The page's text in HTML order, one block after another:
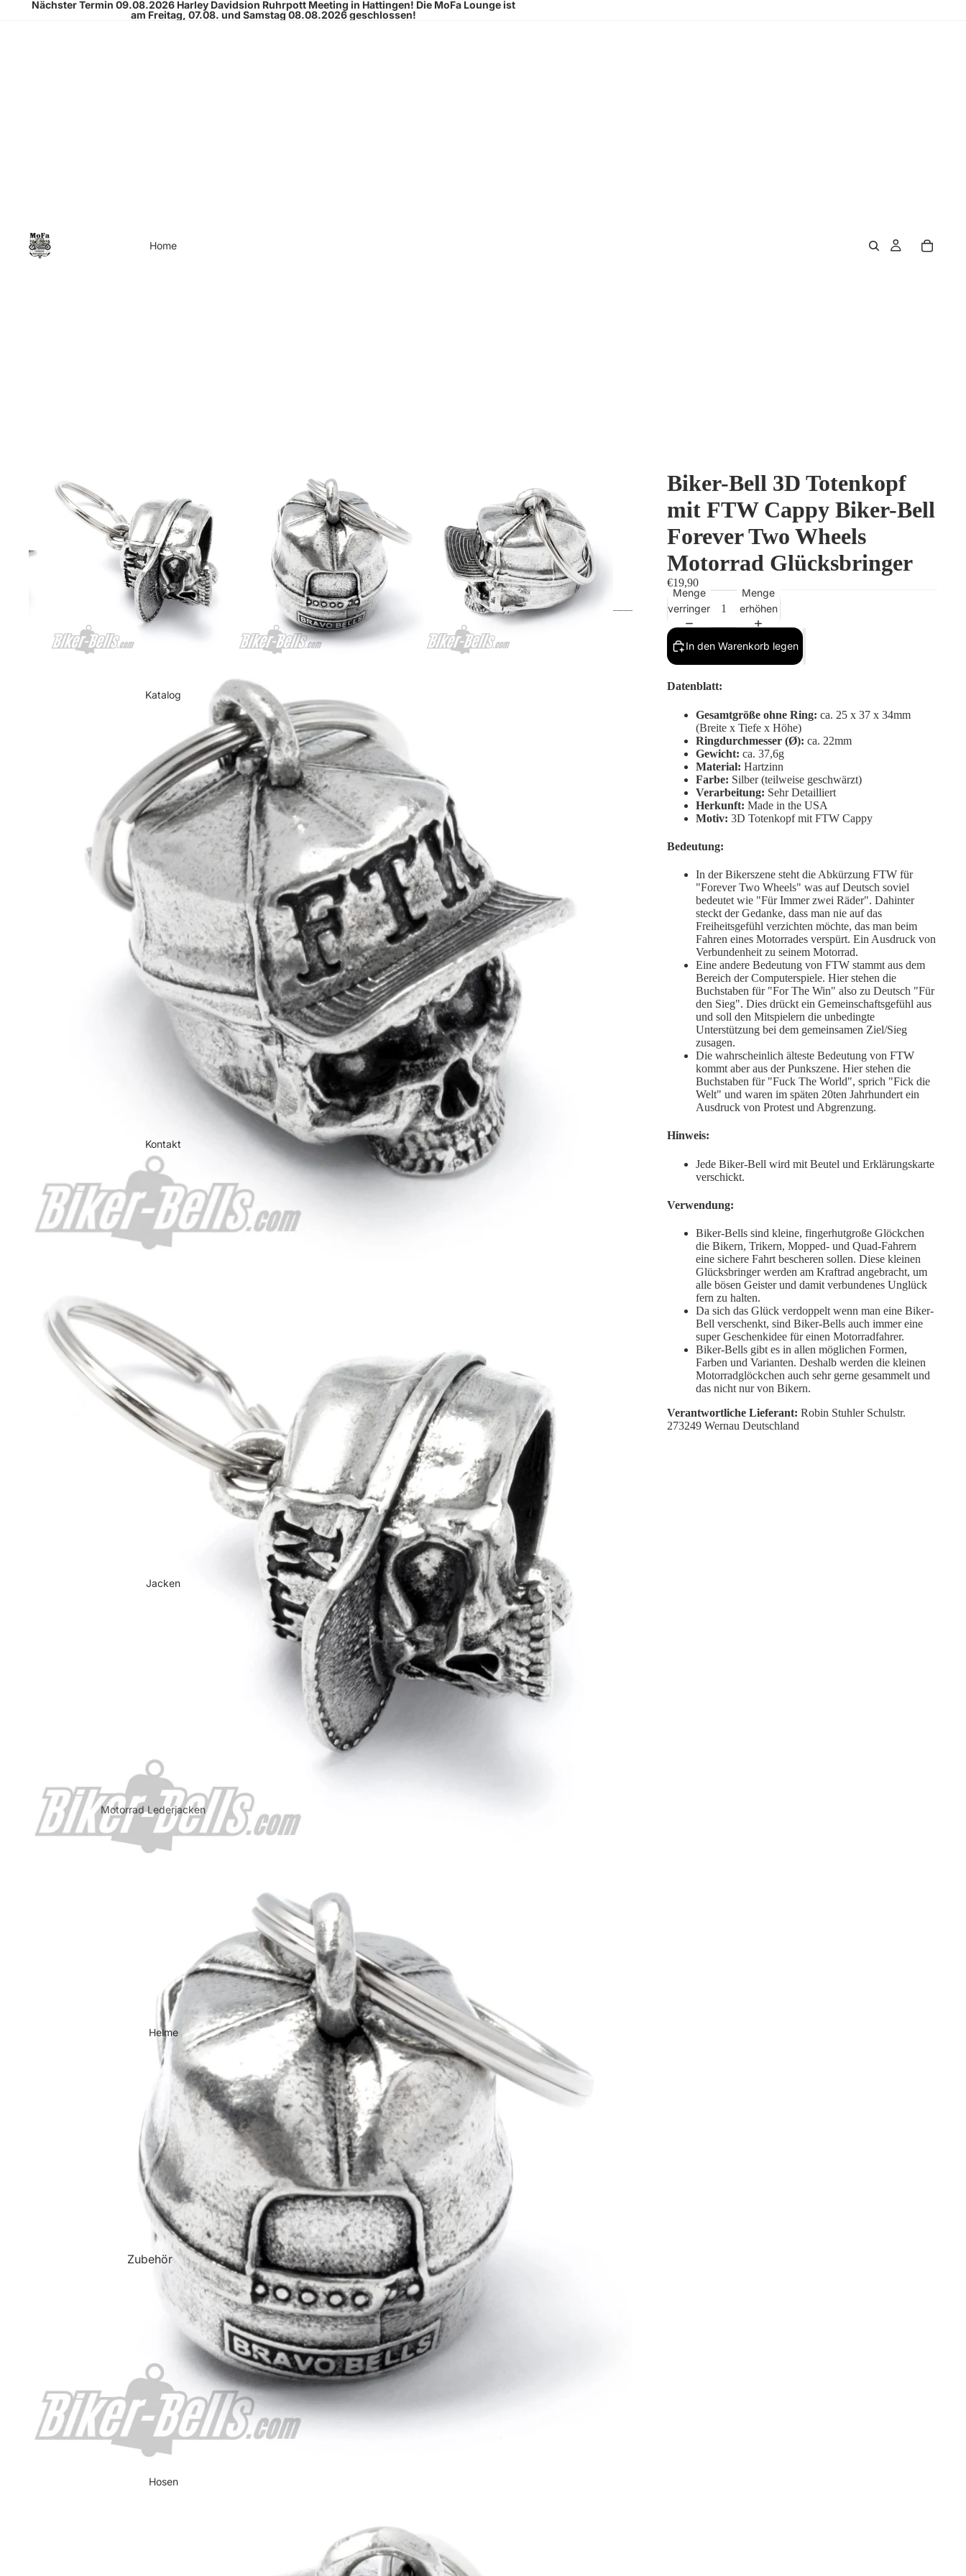
Nächster Termin 09.08.2026 Harley Davidsion Ruhrpott Meeting in Hattingen! Die MoFa Lounge ist
am Freitag, 07.08. und Samstag 08.08.2026 geschlossen!
Home
Katalog
Kontakt
Jacken
Motorrad Lederjacken
Lederjacken damen
Lederjacken Herren
Freizeitjacken Damen
Freizeitjacken Herren
Motorrad Westen
Westen Damen
Westen Herren
Motorradhemden
Motorradhemd Damen
Motorrad Hemd
Helme
Zubehör
Helmhalter
Hosen
Biker-Bell 3D Totenkopf
mit FTW Cappy Biker-Bell
Forever Two Wheels
Motorrad Glücksbringer
€19,90
Menge
verringern
Menge
erhöhen
In den Warenkorb legen
Datenblatt:
Gesamtgröße ohne Ring: ca. 25 x 37 x 34mm
(Breite x Tiefe x Höhe)
Ringdurchmesser (Ø): ca. 22mm
Gewicht: ca. 37,6g
Material: Hartzinn
Farbe: Silber (teilweise geschwärzt)
Verarbeitung: Sehr Detailliert
Herkunft: Made in the USA
Motiv: 3D Totenkopf mit FTW Cappy
Bedeutung:
In der Bikerszene steht die Abkürzung FTW für
"Forever Two Wheels" was auf Deutsch soviel
bedeutet wie "Für Immer zwei Räder". Dahinter
steckt der Gedanke, dass man nie auf das
Freiheitsgefühl verzichten möchte, das man beim
Fahren eines Motorrades verspürt. Ein Ausdruck von
Verbundenheit zu seinem Motorrad.
Eine andere Bedeutung von FTW stammt aus dem
Bereich der Computerspiele. Hier stehen die
Buchstaben für "For The Win" also zu Deutsch "Für
den Sieg". Dies drückt ein Gemeinschaftsgefühl aus
und soll den Mitspielern die unbedingte
Unterstützung bei dem gemeinsamen Ziel/Sieg
zusagen.
Die wahrscheinlich älteste Bedeutung von FTW
kommt aber aus der Punkszene. Hier stehen die
Buchstaben für "Fuck The World", sprich "Fick die
Welt" und waren im späten 20ten Jahrhundert ein
Ausdruck von Protest und Abgrenzung.
Hinweis:
Jede Biker-Bell wird mit Beutel und Erklärungskarte
verschickt.
Verwendung:
Biker-Bells sind kleine, fingerhutgroße Glöckchen
die Bikern, Trikern, Mopped- und Quad-Fahrern
eine sichere Fahrt bescheren sollen. Diese kleinen
Glücksbringer werden am Kraftrad angebracht, um
alle bösen Geister und damit verbundenes Unglück
fern zu halten.
Da sich das Glück verdoppelt wenn man eine Biker-
Bell verschenkt, sind Biker-Bells auch immer eine
super Geschenkidee für einen Motorradfahrer.
Biker-Bells gibt es in allen möglichen Formen,
Farben und Varianten. Deshalb werden die kleinen
Motorradglöckchen auch sehr gerne gesammelt und
das nicht nur von Bikern.
Verantwortliche Lieferant: Robin Stuhler Schulstr.
273249 Wernau Deutschland